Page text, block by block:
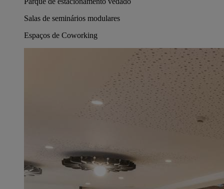
Salas de seminários modulares
Espaços de Coworking